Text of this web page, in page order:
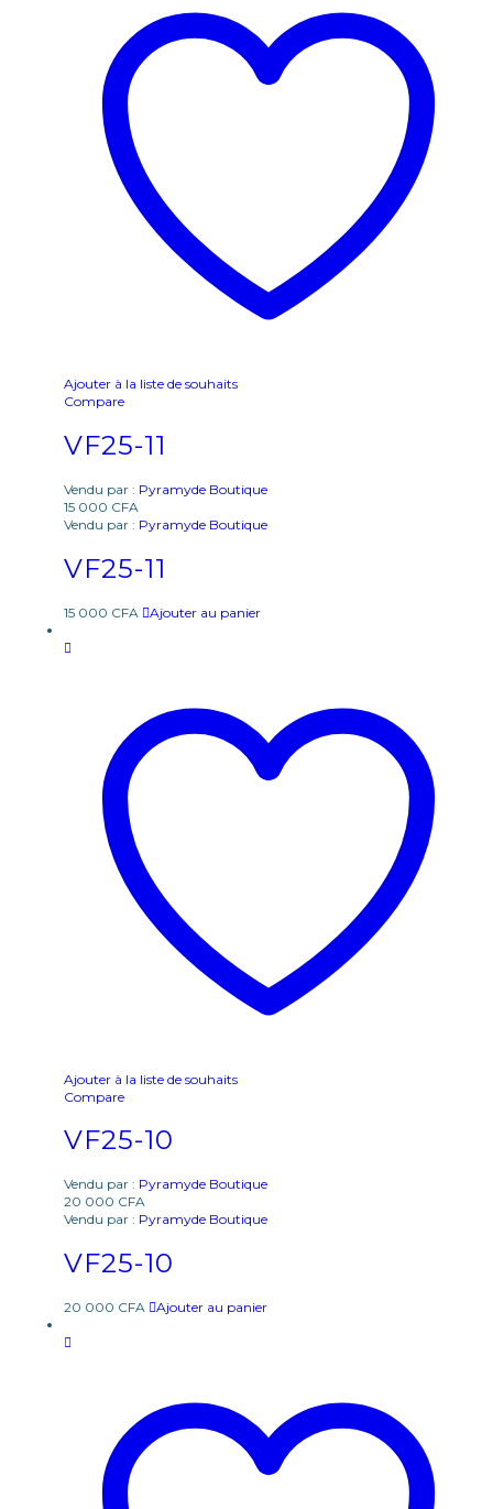
Ajouter à la liste de souhaits
Compare
VF25-11
Vendu par : Pyramyde Boutique
15 000 CFA
Vendu par : Pyramyde Boutique
VF25-11
15 000 CFA Ajouter au panier
Ajouter à la liste de souhaits
Compare
VF25-10
Vendu par : Pyramyde Boutique
20 000 CFA
Vendu par : Pyramyde Boutique
VF25-10
20 000 CFA Ajouter au panier